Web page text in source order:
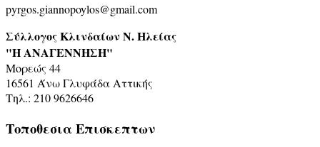
pyrgos.giannopoylos@gmail.com
Σύλλογος Κλινδαίων Ν. Ηλείας
"Η ΑΝΑΓΕΝΝΗΣΗ"
Μορεώς 44
16561 Άνω Γλυφάδα Αττικής
Τηλ.: 210 9626646
ΤοποθεσιαΕπισκεπτων